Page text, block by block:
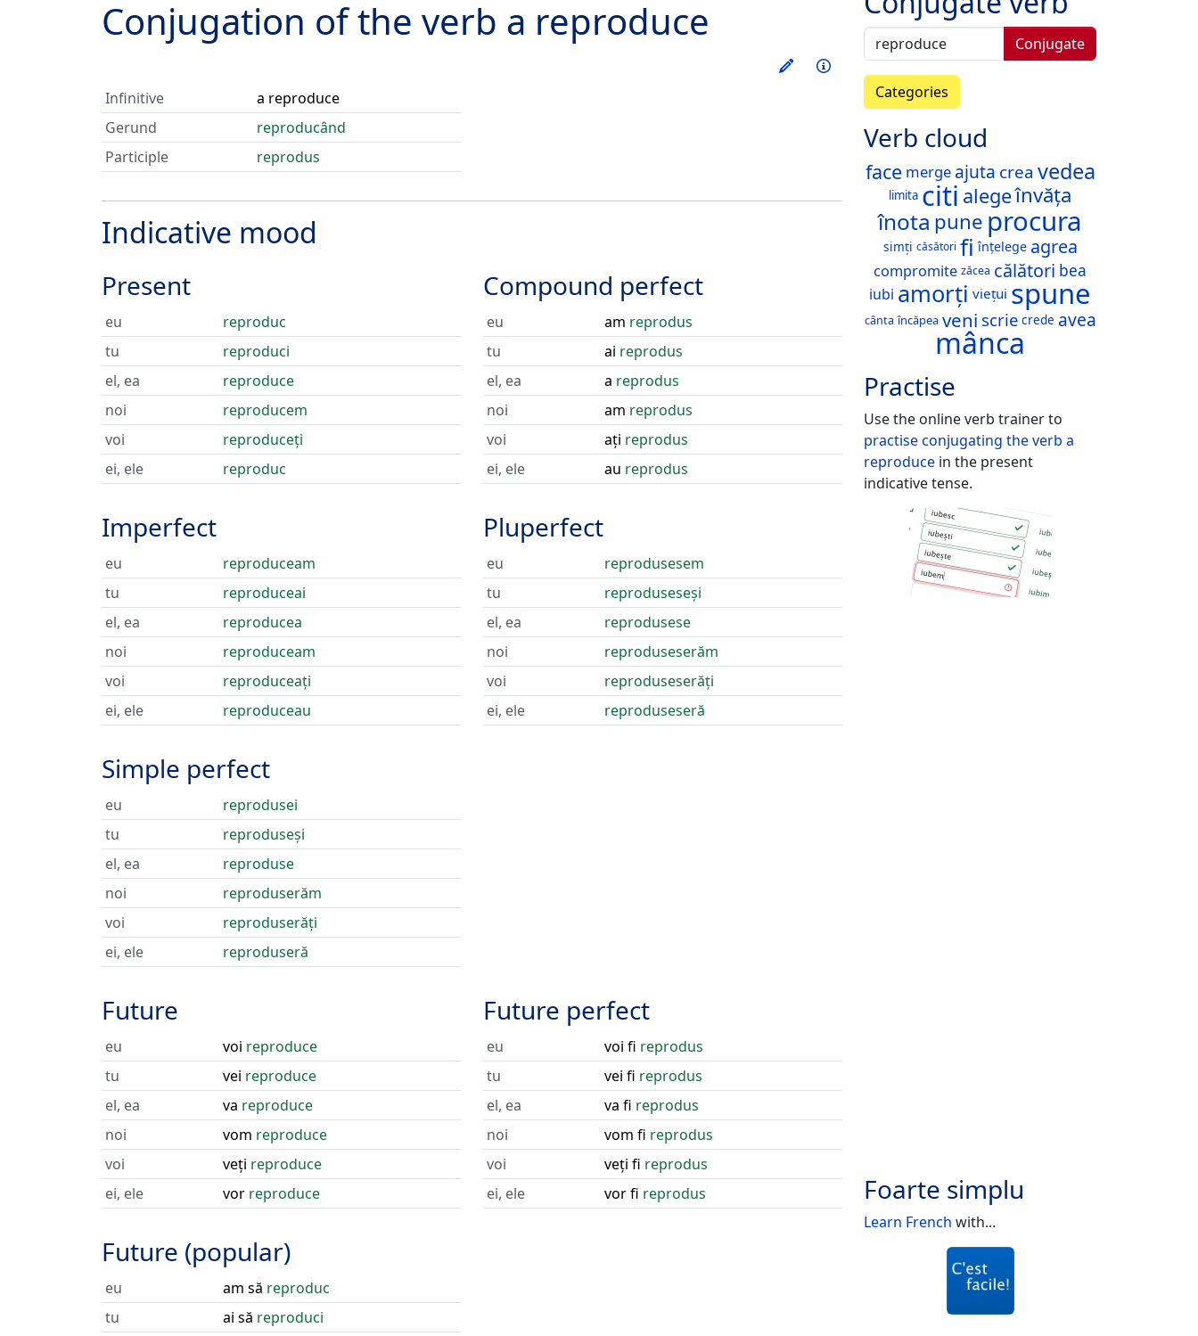
Conjugation of the verb a reproduce
Train this verb
Info
Infinitive
a reproduce
Gerund
reproducând
Participle
reprodus
Indicative mood
Present
eu
reproduc
tu
reproduci
el, ea
reproduce
noi
reproducem
voi
reproduceți
ei, ele
reproduc
Imperfect
eu
reproduceam
tu
reproduceai
el, ea
reproducea
noi
reproduceam
voi
reproduceați
ei, ele
reproduceau
Simple perfect
eu
reprodusei
tu
reproduseși
el, ea
reproduse
noi
reproduserăm
voi
reproduserăți
ei, ele
reproduseră
Compound perfect
eu am reprodus
tu
ai reprodus
el, ea
a reprodus
noi
am reprodus
voi
ați reprodus
ei, ele
au reprodus
Pluperfect
eu
reprodusesem
tu
reproduseseși
el, ea
reprodusese
noi
reproduseserăm
voi
reproduseserăți
ei, ele
reproduseseră
Future
eu voi reproduce
tu
vei reproduce
el, ea
va reproduce
noi
vom reproduce
voi
veți reproduce
ei, ele
vor reproduce
Future (popular)
eu am să reproduc
tu
ai să reproduci
Future perfect
eu voi fi reprodus
tu
vei fi reprodus
el, ea
va fi reprodus
noi
vom fi reprodus
voi
veți fi reprodus
ei, ele
vor fi reprodus
Conjugate
Categories
Verb cloud
face merge ajuta crea vedea
limita citi alegeînvăța
înota pune procura
simți căsători fi înțelege agrea
compromite zăcea călători bea
iubi amorți viețui spune
cânta încăpea veni scrie crede avea
mânca
Practise
Use the online verb trainer to
practise conjugating the verb a
reproduce in the present
indicative tense.
Foarte simplu
Learn French with...